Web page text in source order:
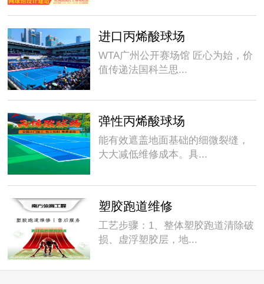
进口丙烯酸球场
WTA广州公开赛场馆 匠心为始，价
值传递法国科兰思...
弹性丙烯酸球场
能有效遮盖地面基础的细微裂缝，
大大减低维修成本。具...
塑胶跑道维修
工艺步骤：1、整体塑胶跑道清除破
损、虚浮塑胶层，地...